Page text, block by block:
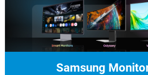
Samsung